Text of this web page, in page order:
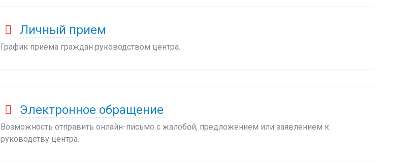
Личный прием
График приема граждан руководством центра.
Электронное обращение
Возможность отправить онлайн-письмо с жалобой, предложением или заявлением к
руководству центра.